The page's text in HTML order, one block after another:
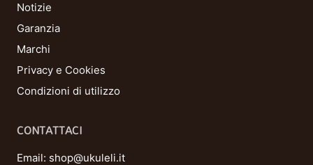
Notizie
Garanzia
Marchi
Privacy e Cookies
Condizioni di utilizzo
CONTATTACI
Email: shop@ukuleli.it